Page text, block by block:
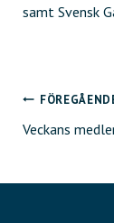
samt Svensk
Veckans